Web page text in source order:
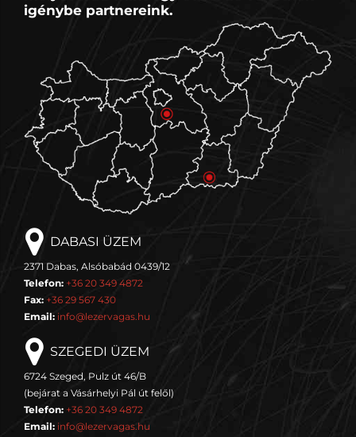
igénybe partnereink.
DABASI ÜZEM
2371 Dabas, Alsóbabád 0439/12
Telefon: +36 20 349 4872
Fax: +36 29 567 430
Email: info@lezervagas.hu
SZEGEDI ÜZEM
6724 Szeged, Pulz út 46/B
(bejárat a Vásárhelyi Pál út felől)
Telefon: +36 20 349 4872
Email: info@lezervagas.hu